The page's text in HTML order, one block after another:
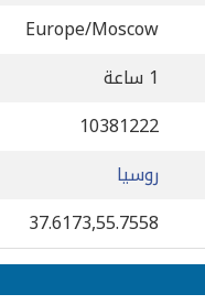
Europe/Moscow
1 ساعة
10381222
روسيا
37.6173,55.7558